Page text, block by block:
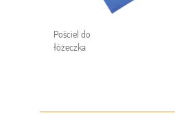
Pościel do
łóżeczka